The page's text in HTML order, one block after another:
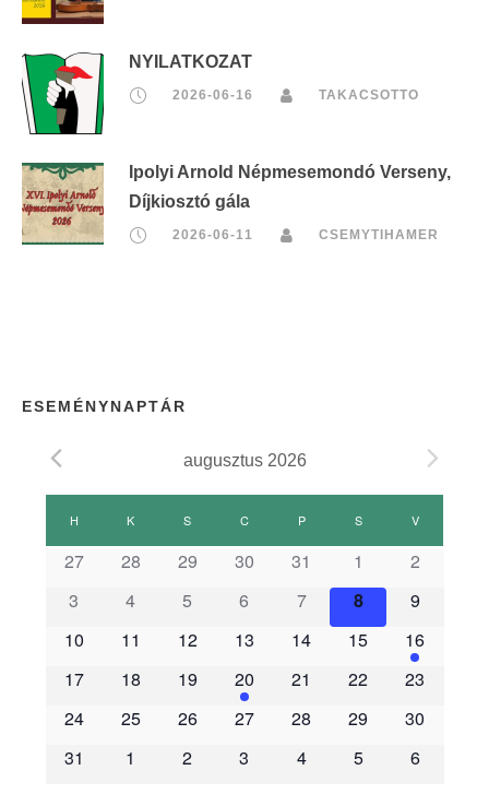
NYILATKOZAT
2026-06-16 TAKACSOTTO
Ipolyi Arnold Népmesemondó Verseny,
Díjkiosztó gála
2026-06-11 CSEMYTIHAMER
ESEMÉNYNAPTÁR
augusztus 2026
E
m
é
n
H K S CCSÜTÖRTÖK
PPÉNTEK SSZOMBAT
VVASÁRNAP
27 28 29 30 31 1
2
3
4 5 6 7 8
9
10
11 12 13 14 15
16
17
18 19 20 21 22
23
24
25 26 27 28 29
30
31
1 2 3 4 5 6